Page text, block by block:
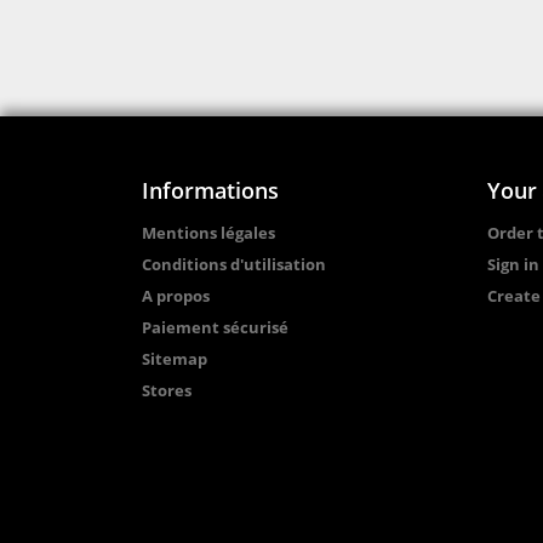
Informations
Mentions légales
Conditions d'utilisation
A propos
Paiement sécurisé
Sitemap
Stores
Your
Order
Sign in